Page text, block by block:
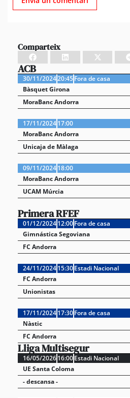
Comparteix
ACB
30/11/202420:45Fora de casa
Bàsquet Girona
MoraBanc Andorra
17/11/202417:00
MoraBanc Andorra
Unicaja de Màlaga
09/11/202418:00
MoraBanc Andorra
UCAM Múrcia
Primera RFEF
01/12/202412:00Fora de casa
Gimnástica Segoviana
FC Andorra
24/11/202415:30Estadi Nacional
FC Andorra
Unionistas
17/11/202417:30Fora de casa
Nàstic
FC Andorra
Lliga Multisegur
16/05/202616:00Estadi Nacional
UE Santa Coloma
- descansa -